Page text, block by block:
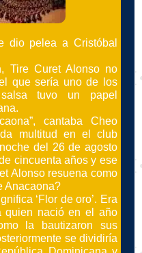
dio pelea a Cristóbal
Tire Curet Alonso no
que sería uno de los
tuvo un papel
cantaba Cheo
multitud en el club
del 26 de agosto
cincuenta años y ese
Alonso resuena como
Anacaona?
‘Flor de oro’. Era
quien nació en el año
la bautizaron sus
se dividiría